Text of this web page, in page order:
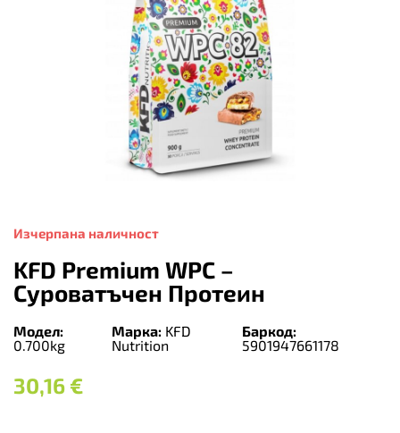
Изчерпана наличност
KFD Premium WPC –
Суроватъчен Протеин
Модел:
0.700kg
Марка:KFD
Nutrition
Баркод:
5901947661178
30,16 €